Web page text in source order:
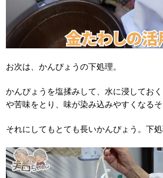
お次は、かんぴょうの下処理。
かんぴょうを塩揉みして、水に浸してお
や苦味をとり、味が染み込みやすくなるそ
それにしてもとても長いかんぴょう。下